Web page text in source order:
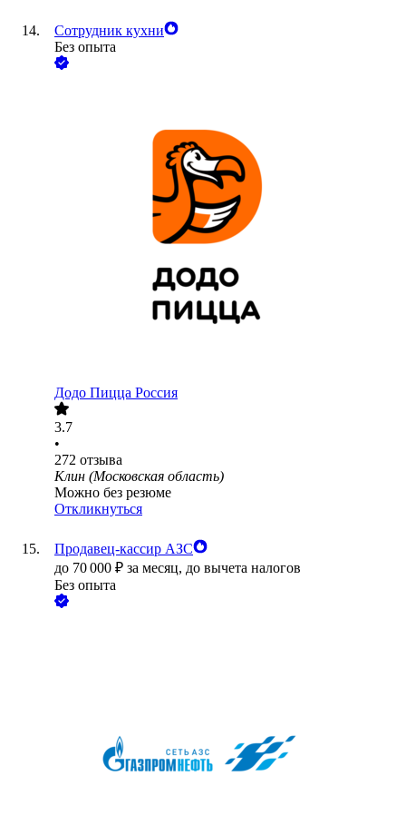
Сотрудник кухни
Без опыта
Додо Пицца Россия
3.7
•
272 отзыва
Клин (Московская область)
Можно без резюме
Откликнуться
Продавец-кассир АЗС
до 70 000 ₽ за месяц, до вычета налогов
Без опыта